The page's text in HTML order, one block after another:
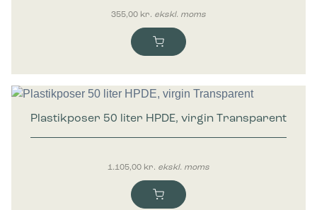
355,00 kr. ekskl. moms
Plastikposer 50 liter HPDE, virgin Transparent
1.105,00 kr. ekskl. moms